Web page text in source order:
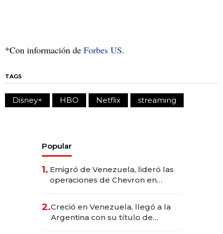
*Con información de Forbes US.
TAGS
Disney+ HBO Netflix streaming
Popular
1. Emigró de Venezuela, lideró las
operaciones de Chevron en
2.Creció en Venezuela, llegó a la
Argentina con su título de